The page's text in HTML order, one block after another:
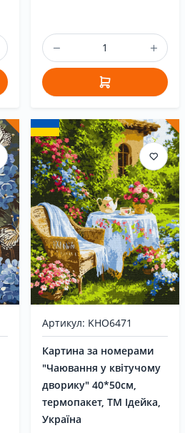
Артикул: KHO6471
Картина за номерами
"Чаювання у квітучому
дворику" 40*50см,
термопакет, ТМ Ідейка,
Україна